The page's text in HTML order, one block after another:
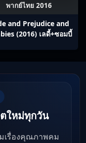
พากย์ไทย 2016
and Prejudice and
(2016) เลดี้+ซอมบี้
ใหม่ทุกวัน
เรื่องคุณภาพคม